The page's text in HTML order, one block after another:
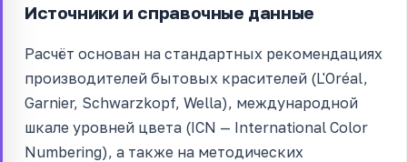
Источники и справочные данные
Расчёт основан на стандартных рекомендациях
производителей бытовых красителей (L'Oréal,
Garnier, Schwarzkopf, Wella), международной
шкале уровней цвета (ICN — International Color
Numbering), а также на методических